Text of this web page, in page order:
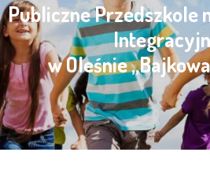
Publiczne Przedszkole
w Oleśnie